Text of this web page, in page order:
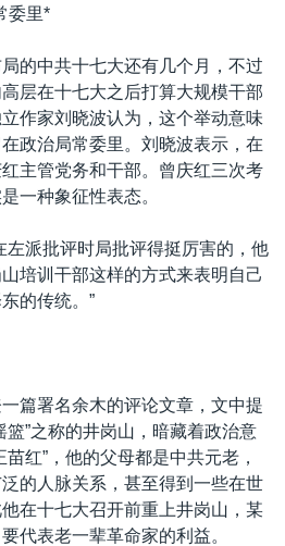
委里*
的中共十七大还有几个月，不过
层在十七大之后打算大规模干部
作家刘晓波认为，这个举动意味
政治局常委里。刘晓波表示，在
主管党务和干部。曾庆红三次考
一种象征性表态。
左派批评时局批评得挺厉害的，他
培训干部这样的方式来表明自己
的传统。”
篇署名余木的评论文章，文中提
篮”之称的井岗山，暗藏着政治意
红”，他的父母都是中共元老，
的人脉关系，甚至得到一些在世
在十七大召开前重上井岗山，某
代表老一辈革命家的利益。